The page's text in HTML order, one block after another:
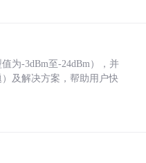
为-3dBm至-24dBm），并
及解决方案，帮助用户快